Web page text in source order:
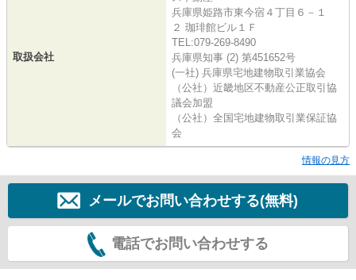
取扱会社
兵庫県姫路市東今宿４丁目６－１
２ 珈琲館ビル１Ｆ
TEL:079-269-8490
兵庫県知事 (2) 第451652号
(一社) 兵庫県宅地建物取引業協会
（公社）近畿地区不動産公正取引協
議会加盟
（公社）全国宅地建物取引業保証協
会
情報の見方
メールでお問い合わせする(無料)
電話でお問い合わせする